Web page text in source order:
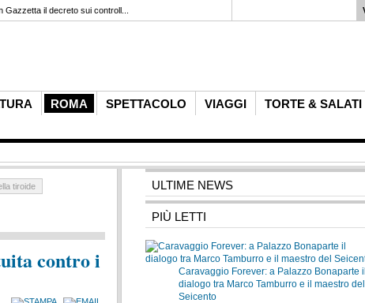
ROMA SPETTACOLO VIAGGI
TORTE & SALATI
Gazzetta il decreto sui controll...
tiroide
contro i
ULTIME NEWS
PIÙ LETTI
Caravaggio Forever: a Palazzo Bonaparte il
dialogo tra Marco Tamburro e il maestro del
Seicento